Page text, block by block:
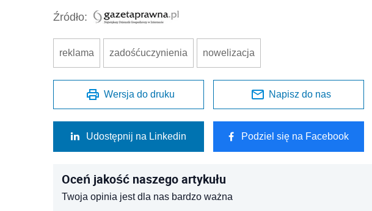
Źródło:
reklama zadośćuczynienia nowelizacja
Wersja do druku Napisz do nas
Udostępnij na Linkedin Podziel się na Facebook
Oceń jakość naszego artykułu
Twoja opinia jest dla nas bardzo ważna